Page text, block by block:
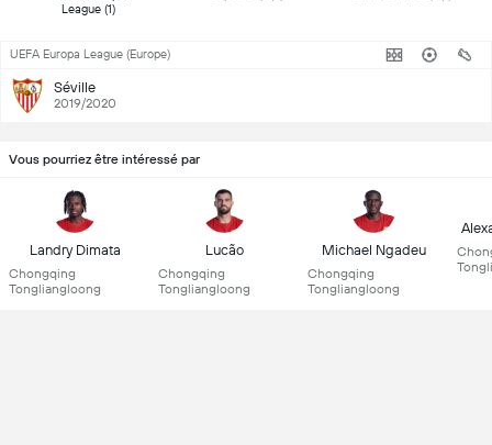
UEFA Europa League (Europe)
Séville
2019/2020
Vous pourriez être intéressé par
Landry Dimata
Chongqing
Tongliangloong
Lucão
Chongqing
Tongliangloong
Michael Ngadeu
Chongqing
Tongliangloong